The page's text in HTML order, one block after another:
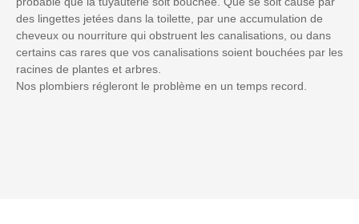
des lingettes jetées dans la toilette, par une accumulation de
cheveux ou nourriture qui obstruent les canalisations, ou dans
certains cas rares que vos canalisations soient bouchées par les
racines de plantes et arbres.
Nos plombiers régleront le problème en un temps record.